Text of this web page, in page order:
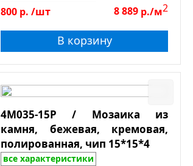
800 р. /шт 8 889 р./м2
В корзину
4M035-15P / Мозаика из
камня, бежевая, кремовая,
полированная, чип 15*15*4
все характеристики